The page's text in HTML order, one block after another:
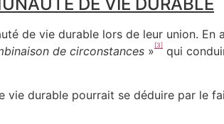
de vie durable lors de leur union. En
de circonstances »[3] qui
vie durable pourrait se déduire par le